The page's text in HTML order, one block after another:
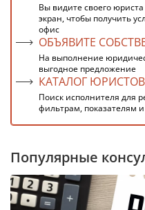
Вы видите своего
экран, чтобы получить
офис
ОБЪЯВИТЕ
На выполнение
выгодное предложение
КАТАЛОГ ЮРИСТОВ
Поиск исполнителя для
фильтрам, показателям
Популярные